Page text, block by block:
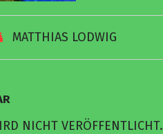
MATTHIAS LODWIG
NICHT VERÖFFENTLICHT.